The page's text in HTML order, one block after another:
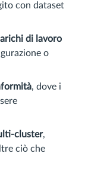
con dataset
di lavoro
o
, dove i
cluster,
ciò che